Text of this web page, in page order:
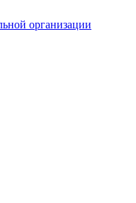
организации